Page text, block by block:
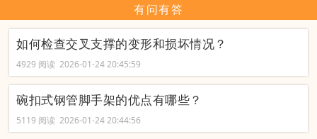
有问有答
如何检查交叉支撑的变形和损坏情况？
4929 阅读 2026-01-24 20:45:59
碗扣式钢管脚手架的优点有哪些？
5119 阅读 2026-01-24 20:44:56